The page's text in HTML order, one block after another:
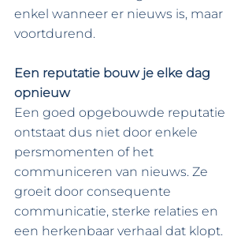
enkel wanneer er nieuws is, maar
voortdurend.
Een reputatie bouw je elke dag
opnieuw
Een goed opgebouwde reputatie
ontstaat dus niet door enkele
persmomenten of het
communiceren van nieuws. Ze
groeit door consequente
communicatie, sterke relaties en
een herkenbaar verhaal dat klopt.